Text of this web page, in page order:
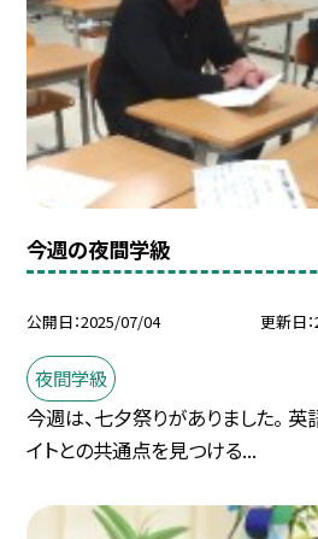
今週の夜間学級
公開日 2025/07/04 更新日
夜間学級
今週は、七夕祭りがありました。 英
イトとの共通点を見つける...